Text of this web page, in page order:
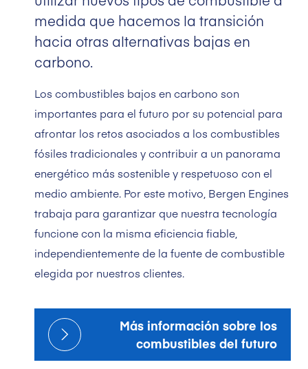
medida que hacemos la transición
hacia otras alternativas bajas en
carbono.
Los combustibles bajos en carbono son
importantes para el futuro por su potencial para
afrontar los retos asociados a los combustibles
fósiles tradicionales y contribuir a un panorama
energético más sostenible y respetuoso con el
medio ambiente. Por este motivo, Bergen Engines
trabaja para garantizar que nuestra tecnología
funcione con la misma eficiencia fiable,
independientemente de la fuente de combustible
elegida por nuestros clientes.
Más información sobre los
combustibles del futuro